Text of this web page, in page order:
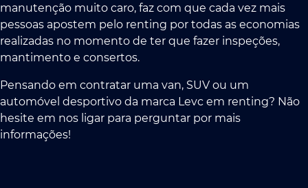
manutenção muito caro, faz com que cada vez mais
pessoas apostem pelo renting por todas as economias
realizadas no momento de ter que fazer inspeções,
mantimento e consertos.
Pensando em contratar uma van, SUV ou um
automóvel desportivo da marca Levc em renting? Não
hesite em nos ligar para perguntar por mais
informações!